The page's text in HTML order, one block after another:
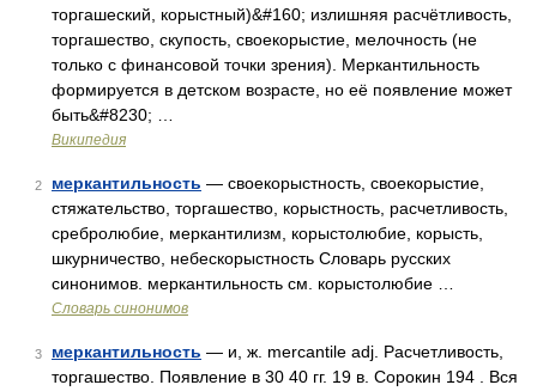
торгашеский, корыстный)&#160; излишняя расчётливость,
торгашество, скупость, своекорыстие, мелочность (не
только с финансовой точки зрения). Меркантильность
формируется в детском возрасте, но её появление может
быть&#8230; …
Википедия
2 меркантильность — своекорыстность, своекорыстие,
стяжательство, торгашество, корыстность, расчетливость,
сребролюбие, меркантилизм, корыстолюбие, корысть,
шкурничество, небескорыстность Словарь русских
синонимов. меркантильность см. корыстолюбие …
Словарь синонимов
3 меркантильность — и, ж. mercantile adj. Расчетливость,
торгашество. Появление в 30 40 гг. 19 в. Сорокин 194 . Вся